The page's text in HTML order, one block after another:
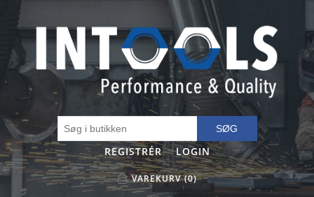
SØG
REGISTRÉR LOGIN
VAREKURV (0)